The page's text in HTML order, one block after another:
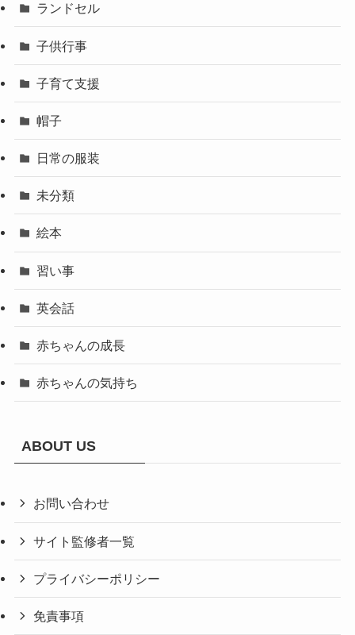
ランドセル
子供行事
子育て支援
帽子
日常の服装
未分類
絵本
習い事
英会話
赤ちゃんの成長
赤ちゃんの気持ち
ABOUT US
お問い合わせ
サイト監修者一覧
プライバシーポリシー
免責事項